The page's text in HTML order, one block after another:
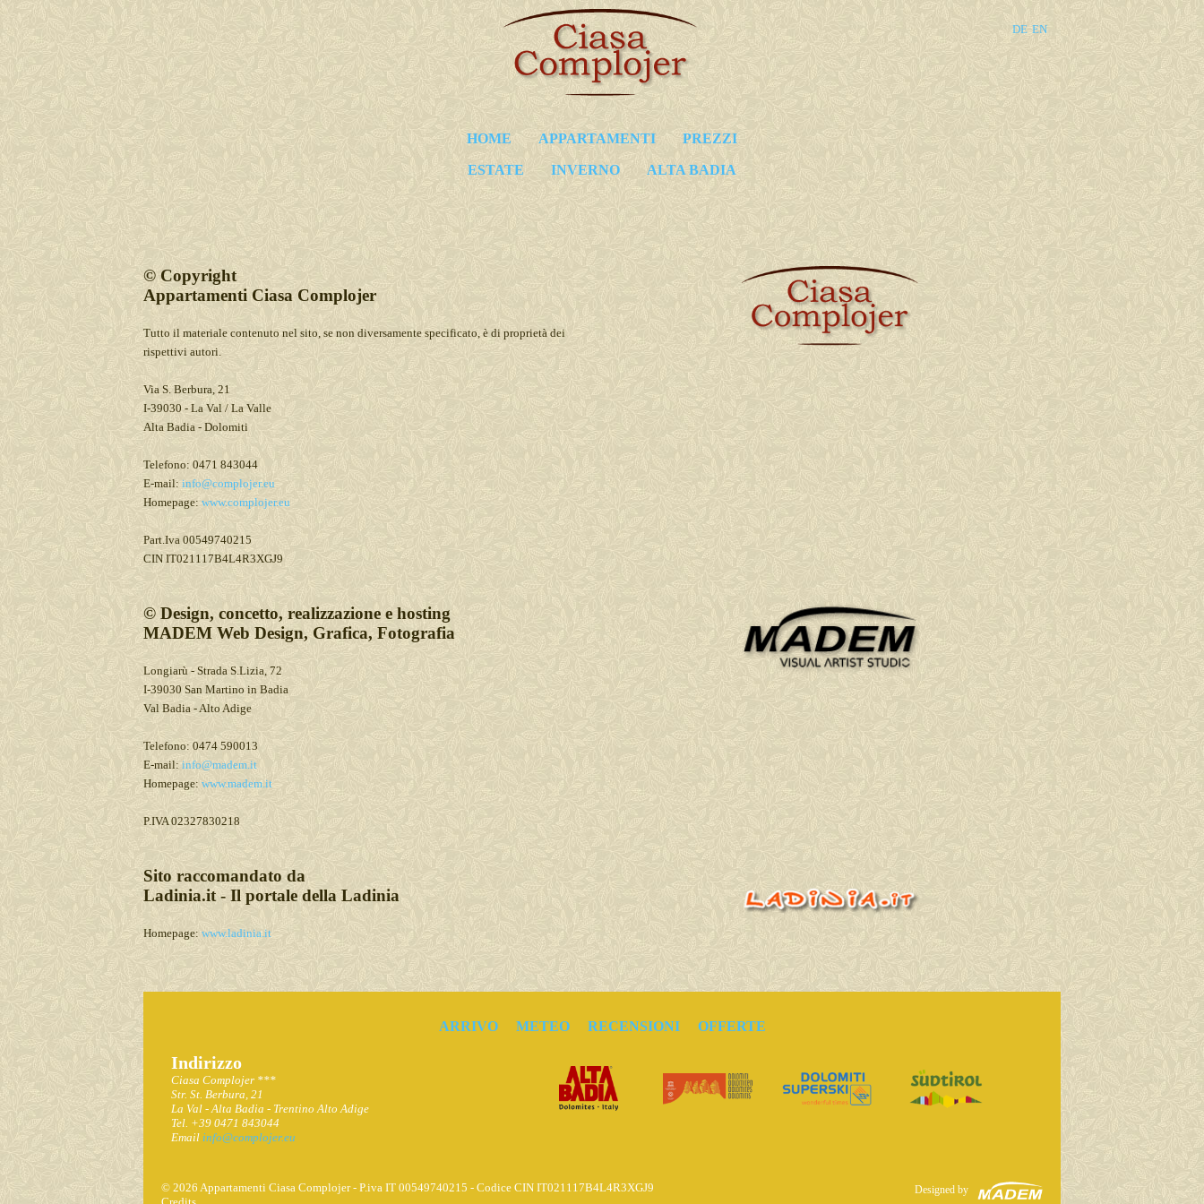
HOME APPARTAMENTI PREZZI
ESTATE INVERNO ALTA BADIA
DE EN
© Copyright
Appartamenti Ciasa Complojer
Tutto il materiale contenuto nel sito, se non diversamente specificato, è di proprietà dei
rispettivi autori.
Via S. Berbura, 21
I-39030 - La Val / La Valle
Alta Badia - Dolomiti
Telefono: 0471 843044
E-mail: info@complojer.eu
Homepage:www.complojer.eu
Part.Iva 00549740215
CIN IT021117B4L4R3XGJ9
© Design, concetto, realizzazione e hosting
MADEM Web Design, Grafica, Fotografia
Longiarù - Strada S.Lizia, 72
I-39030 San Martino in Badia
Val Badia - Alto Adige
Telefono: 0474 590013
E-mail:info@madem.it
Homepage: www.madem.it
P.IVA 02327830218
Sito raccomandato da
Ladinia.it - Il portale della Ladinia
Homepage: www.ladinia.it
ARRIVO METEO RECENSIONI OFFERTE
Indirizzo
Ciasa Complojer ***
Str. St. Berbura, 21
La Val - Alta Badia - Trentino Alto Adige
Tel. +39 0471 843044
Email info@complojer.eu
© 2026 Appartamenti Ciasa Complojer - P.iva IT 00549740215 - Codice CIN IT021117B4L4R3XGJ9
Designed by